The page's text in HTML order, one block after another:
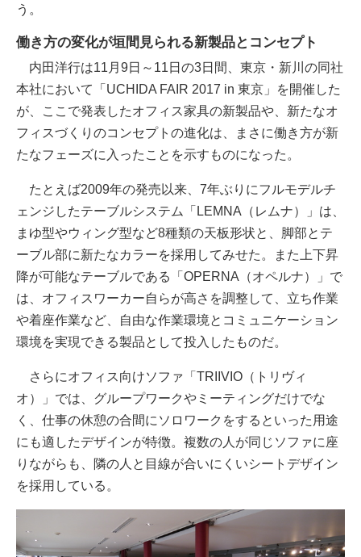
う。
働き方の変化が垣間見られる新製品とコンセプト
内田洋行は11月9日～11日の3日間、東京・新川の同社
本社において「UCHIDA FAIR 2017 in 東京」を開催した
が、ここで発表したオフィス家具の新製品や、新たなオ
フィスづくりのコンセプトの進化は、まさに働き方が新
たなフェーズに入ったことを示すものになった。
たとえば2009年の発売以来、7年ぶりにフルモデルチ
ェンジしたテーブルシステム「LEMNA（レムナ）」は、
まゆ型やウィング型など8種類の天板形状と、脚部とテ
ーブル部に新たなカラーを採用してみせた。また上下昇
降が可能なテーブルである「OPERNA（オペルナ）」で
は、オフィスワーカー自らが高さを調整して、立ち作業
や着座作業など、自由な作業環境とコミュニケーション
環境を実現できる製品として投入したものだ。
さらにオフィス向けソファ「TRIIVIO（トリヴィ
オ）」では、グループワークやミーティングだけでな
く、仕事の休憩の合間にソロワークをするといった用途
にも適したデザインが特徴。複数の人が同じソファに座
りながらも、隣の人と目線が合いにくいシートデザイン
を採用している。